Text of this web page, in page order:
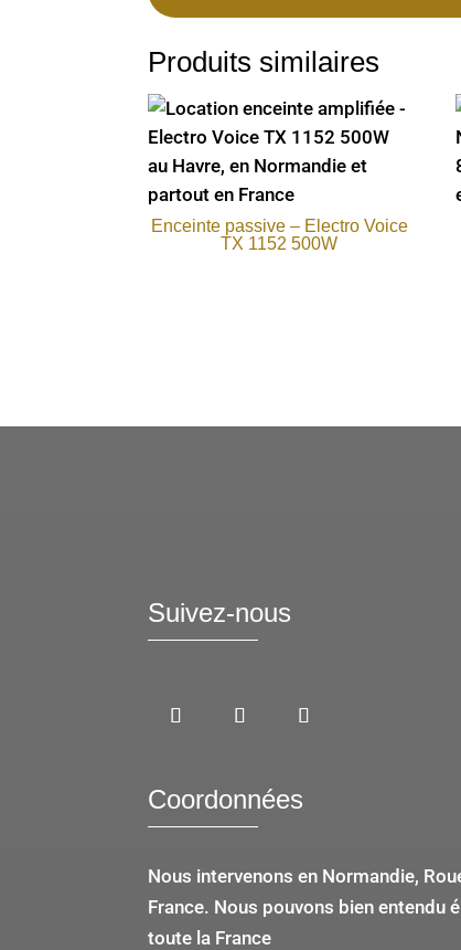
Produits similaires
Enceinte passive – Electro Voice
TX 1152 500W
Suivez-nous
Coordonnées
Nous intervenons en Normandie,
France. Nous pouvons bien entendu
toute la France